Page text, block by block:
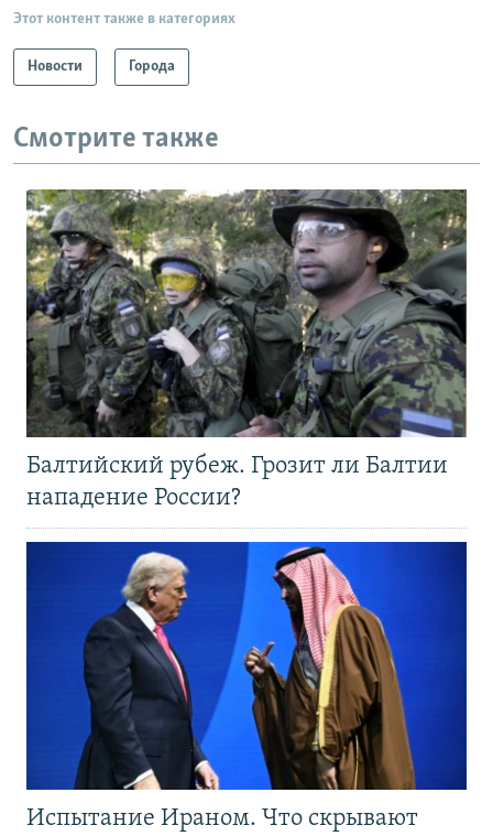
Этот контент также в категориях
Новости Города
Смотрите также
Балтийский рубеж. Грозит ли Балтии
нападение России?
Испытание Ираном. Что скрывают